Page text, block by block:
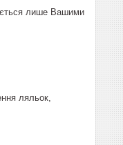
лише Вашими
ляльок,